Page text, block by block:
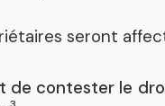
seront
de contester le